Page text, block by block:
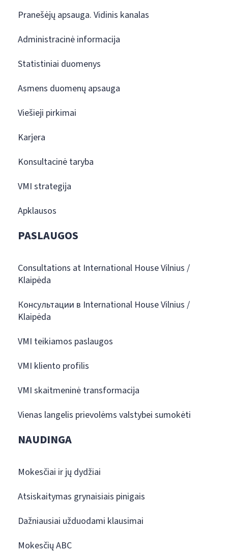
Pranešėjų apsauga. Vidinis kanalas
Administracinė informacija
Statistiniai duomenys
Asmens duomenų apsauga
Viešieji pirkimai
Karjera
Konsultacinė taryba
VMI strategija
Apklausos
PASLAUGOS
Consultations at International House Vilnius /
Klaipėda
Консультации в International House Vilnius /
Klaipėda
VMI teikiamos paslaugos
VMI kliento profilis
VMI skaitmeninė transformacija
Vienas langelis prievolėms valstybei sumokėti
NAUDINGA
Mokesčiai ir jų dydžiai
Atsiskaitymas grynaisiais pinigais
Dažniausiai užduodami klausimai
Mokesčių ABC